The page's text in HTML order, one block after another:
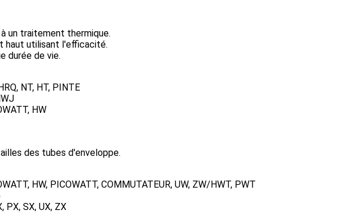
un traitement thermique.
haut utilisant l'efficacité.
durée de vie.
NT, HT, PINTE
HW
des tubes d'enveloppe.
HW, PICOWATT, COMMUTATEUR, UW, ZW/HWT, PWT
PX, SX, UX, ZX